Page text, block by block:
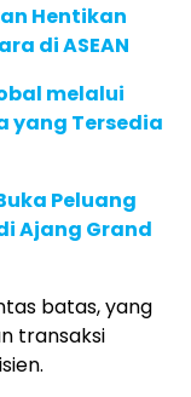
Hentikan
di ASEAN
melalui
yang Tersedia
Peluang
Ajang Grand
batas, yang
transaksi